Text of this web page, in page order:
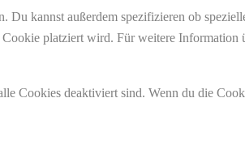
kannst außerdem spezifizieren ob
platziert wird. Für weitere
Cookies deaktiviert sind. Wenn du die